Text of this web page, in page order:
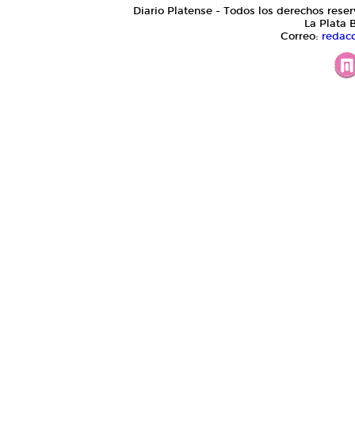
Diario Platense - Todos los derechos
La Plata
Correo: